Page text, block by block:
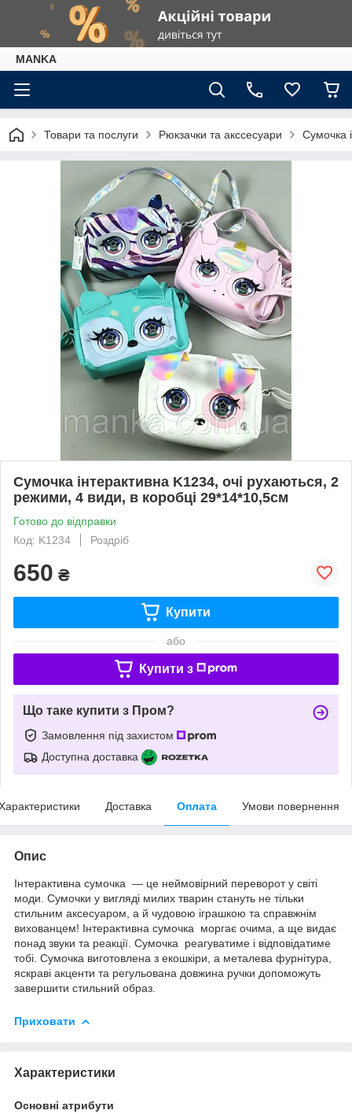
МАNKА
Товари та послуги Рюкзачки та акссесуари Сумочка
Сумочка інтерактивна K1234, очі рухаються, 2
режими, 4 види, в коробці 29*14*10,5см
Готово до відправки
Код: K1234
Роздріб
650 ₴
Купити
або
Купити з
Що таке купити з Пром?
Замовлення під захистом
Доступна доставка
Доставка Оплата Умови повернення
Опис
Інтерактивна сумочка — це неймовірний переворот у світі
моди. Сумочки у вигляді милих тварин стануть не тільки
стильним аксесуаром, а й чудовою іграшкою та справжнім
вихованцем! Інтерактивна сумочка моргає очима, а ще видає
понад звуки та реакції. Сумочка реагуватиме і відповідатиме
тобі. Сумочка виготовлена з екошкіри, а металева фурнітура,
яскраві акценти та регульована довжина ручки допоможуть
завершити стильний образ.
Приховати
Характеристики
Основні атрибути